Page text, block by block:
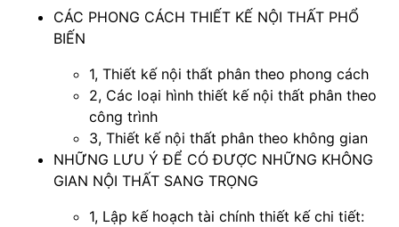
CÁC PHONG CÁCH THIẾT KẾ NỘI THẤT PHỔ
BIẾN
1, Thiết kế nội thất phân theo phong cách
2, Các loại hình thiết kế nội thất phân theo
công trình
3, Thiết kế nội thất phân theo không gian
NHỮNG LƯU Ý ĐỂ CÓ ĐƯỢC NHỮNG KHÔNG
GIAN NỘI THẤT SANG TRỌNG
1, Lập kế hoạch tài chính thiết kế chi tiết: